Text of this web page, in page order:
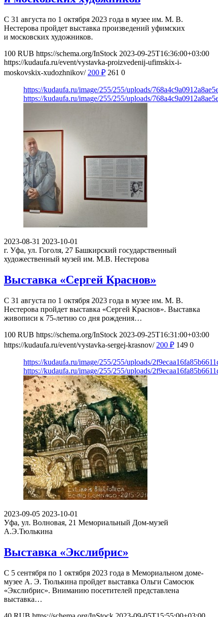
С 31 августа по 1 октября 2023 года в музее им. М. В.
Нестерова пройдет выставка произведений уфимских
и московских художников.
100 RUB https://schema.org/InStock 2023-09-25T16:36:00+03:00
https://kudaufa.ru/event/vystavka-proizvedenij-ufimskix-i-
moskovskix-xudozhnikov/ 200 ₽ 261 0
https://kudaufa.ru/image/255/255/uploads/
https://kudaufa.ru/image/255/255/uploads/
2023-08-31 2023-10-01
г. Уфа, ул. Гоголя, 27 Башкирский государственный
художественный музей им. М.В. Нестерова
Выставка «Сергей Краснов»
С 31 августа по 1 октября 2023 года в музее им. М. В.
Нестерова пройдет выставка «Сергей Краснов». Выставка
живописи к 75-летию со дня рождения…
100 RUB https://schema.org/InStock 2023-09-25T16:31:00+03:00
https://kudaufa.ru/event/vystavka-sergej-krasnov/ 200 ₽ 149 0
https://kudaufa.ru/image/255/255/uploads/
https://kudaufa.ru/image/255/255/uploads/
2023-09-05 2023-10-01
Уфа, ул. Волновая, 21 Мемориальный Дом-музей
А.Э.Тюлькина
Выставка «Экслибрис»
С 5 сентября по 1 октября 2023 года в Мемориальном доме-
музее А. Э. Тюлькина пройдет выставка Ольги Самосюк
«Экслибрис». Вниманию посетителей представлена
выставка…